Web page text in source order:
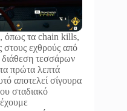
όπως τα chain kills,
στους εχθρούς από
διάθεση τεσσάρων
πρώτα λεπτά
αποτελεί σίγουρα
σταδιακό